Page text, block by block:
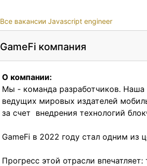
Все вакансии Javascript engineer
GameFi компания
О компании:
Мы - команда разработчиков. Наша
ведущих мировых издателей
за счет внедрения технологий
GameFi в 2022 году стал одним из
Прогресс этой отрасли